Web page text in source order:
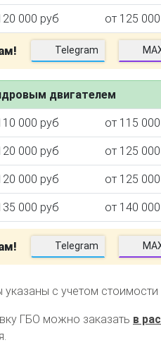
000 руб от 125
Telegram
двигателем
000 руб от 115
000 руб от 125
000 руб от 125
000 руб от 140
Telegram
указаны с учетом
ГБО можно заказать в